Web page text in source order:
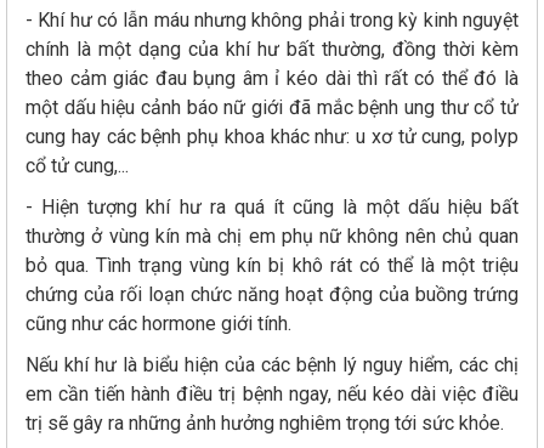
- Khí hư có lẫn máu nhưng không phải trong kỳ kinh nguyệt
chính là một dạng của khí hư bất thường, đồng thời kèm
theo cảm giác đau bụng âm ỉ kéo dài thì rất có thể đó là
một dấu hiệu cảnh báo nữ giới đã mắc bệnh ung thư cổ tử
cung hay các bệnh phụ khoa khác như: u xơ tử cung, polyp
cổ tử cung,...
- Hiện tượng khí hư ra quá ít cũng là một dấu hiệu bất
thường ở vùng kín mà chị em phụ nữ không nên chủ quan
bỏ qua. Tình trạng vùng kín bị khô rát có thể là một triệu
chứng của rối loạn chức năng hoạt động của buồng trứng
cũng như các hormone giới tính.
Nếu khí hư là biểu hiện của các bệnh lý nguy hiểm, các chị
em cần tiến hành điều trị bệnh ngay, nếu kéo dài việc điều
trị sẽ gây ra những ảnh hưởng nghiêm trọng tới sức khỏe.